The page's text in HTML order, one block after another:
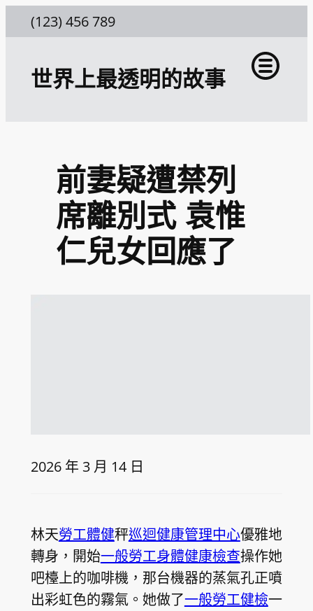
至
(123) 456 789
世界上最透明的故事
前妻疑遭禁列
席離別式 袁惟
仁兒女回應了
2026 年 3 月 14 日
林天勞工體健秤巡迴健康管理中心優雅地
轉身，開始一般勞工身體健康檢查操作她
吧檯上的咖啡機，那台機器的蒸氣孔正噴
出彩虹色的霧氣。她做了一般勞工健檢一